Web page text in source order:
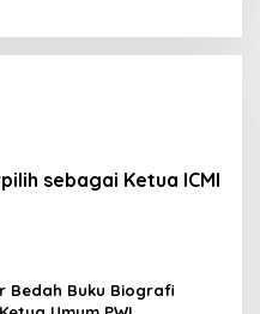
sebagai Ketua ICMI
Bedah Buku Biografi